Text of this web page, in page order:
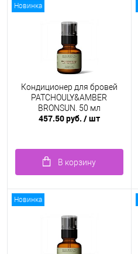
Новинка
Кондиционер для бровей
PATCHOULY&AMBER
BRONSUN, 50 мл
457.50 руб. / шт
В корзину
Новинка